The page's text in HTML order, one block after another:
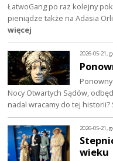
ŁatwoGang po raz kolejny
pieniądze także na Adasia
więcej
2026-05-21,
Nocy Otwartych Sądów,
nadal wracamy do tej
2026-05-21,
wieku